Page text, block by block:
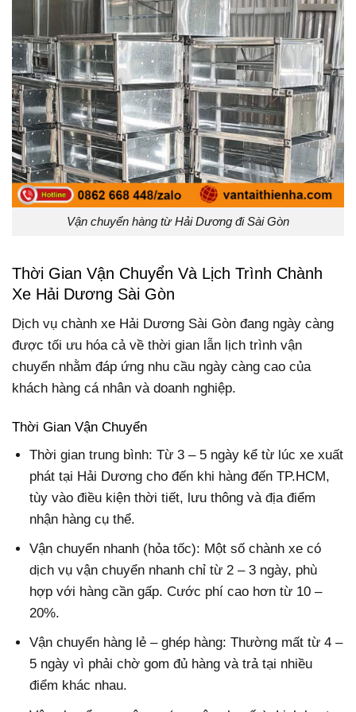
Vận chuyển hàng từ Hải Dương đi Sài Gòn
Thời Gian Vận Chuyển Và Lịch Trình Chành
Xe Hải Dương Sài Gòn
Dịch vụ chành xe Hải Dương Sài Gòn đang ngày càng
được tối ưu hóa cả về thời gian lẫn lịch trình vận
chuyển nhằm đáp ứng nhu cầu ngày càng cao của
khách hàng cá nhân và doanh nghiệp.
Thời Gian Vận Chuyển
Thời gian trung bình: Từ3 – 5 ngày kể từ lúc xe xuất
phát tại Hải Dương cho đến khi hàng đến TP.HCM,
tùy vào điều kiện thời tiết, lưu thông và địa điểm
nhận hàng cụ thể.
Vận chuyển nhanh (hỏa tốc): Một số chành xe có
dịch vụ vận chuyển nhanh chỉ từ2 – 3 ngày, phù
hợp với hàng cần gấp. Cước phí cao hơn từ 10 –
20%.
Vận chuyển hàng lẻ – ghép hàng: Thường mất từ4 –
5 ngày vì phải chờ gom đủ hàng và trả tại nhiều
điểm khác nhau.